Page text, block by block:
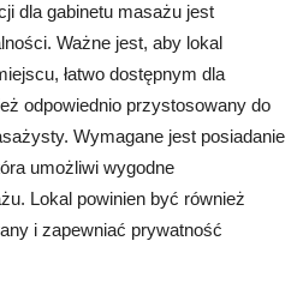
dla gabinetu masażu jest
Ważne jest, aby lokal
łatwo dostępnym dla
odpowiednio przystosowany do
Wymagane jest posiadanie
umożliwi wygodne
Lokal powinien być również
i zapewniać prywatność